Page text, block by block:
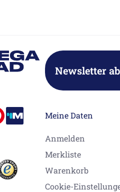
Newsletter
Meine Daten
Anmelden
Merkliste
Warenkorb
Cookie-